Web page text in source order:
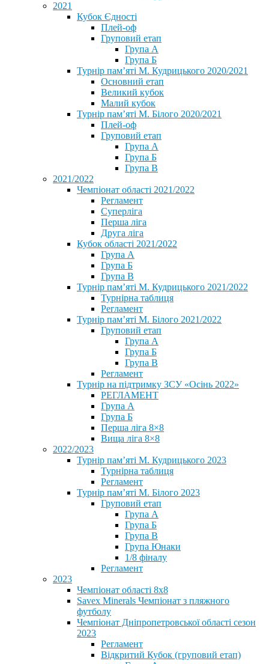
2021
Кубок Єдності
Плей-оф
Груповий етап
Група А
Група Б
Турнір пам’яті М. Кудрицького 2020/2021
Основний етап
Великий кубок
Малий кубок
Турнір пам’яті М. Білого 2020/2021
Плей-оф
Груповий етап
Група А
Група Б
Група В
2021/2022
Чемпіонат області 2021/2022
Регламент
Суперліга
Перша ліга
Друга ліга
Кубок області 2021/2022
Група А
Група Б
Група В
Турнір пам’яті М. Кудрицького 2021/2022
Турнірна таблиця
Регламент
Турнір пам’яті М. Білого 2021/2022
Груповий етап
Група А
Група Б
Група В
Регламент
Турнір на підтримку ЗСУ «Осінь 2022»
РЕГЛАМЕНТ
Група А
Група Б
Перша ліга 8×8
Вища ліга 8×8
2022/2023
Турнір пам’яті М. Кудрицького 2023
Турнірна таблиця
Регламент
Турнір пам’яті М. Білого 2023
Груповий етап
Група А
Група Б
Група В
Група Юнаки
1/8 фіналу
Регламент
2023
Чемпіонат області 8х8
Savex Minerals Чемпіонат з пляжного
футболу
Чемпіонат Дніпропетровської області сезон
2023
Регламент
Відкритий Кубок (груповий етап)